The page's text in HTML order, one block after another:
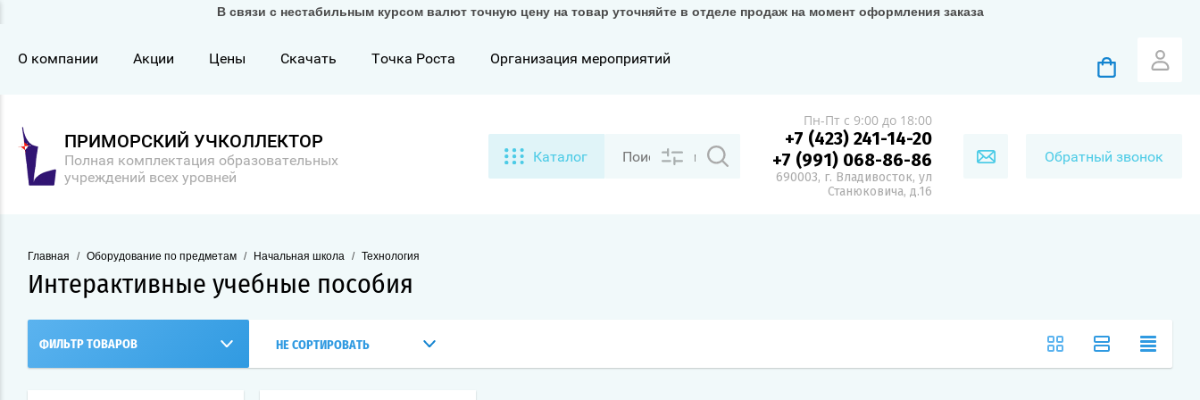
В связи с нестабильным курсом валют точную цену на товар уточняйте в отделе продаж на момент оформления заказа
О компании Акции Цены Скачать Точка Роста Организация мероприятий
ПРИМОРСКИЙ УЧКОЛЛЕКТОР
Полная комплектация образовательных
учреждений всех уровней
Каталог
Пн-Пт с 9:00 до 18:00
+7 (423) 241-14-20
+7 (991) 068-86-86
690003, г. Владивосток, ул
Станюковича, д.16
Обратный звонок
Главная / Оборудование по предметам / Начальная школа / Технология
Интерактивные учебные пособия
ФИЛЬТР ТОВАРОВ НЕ СОРТИРОВАТЬ